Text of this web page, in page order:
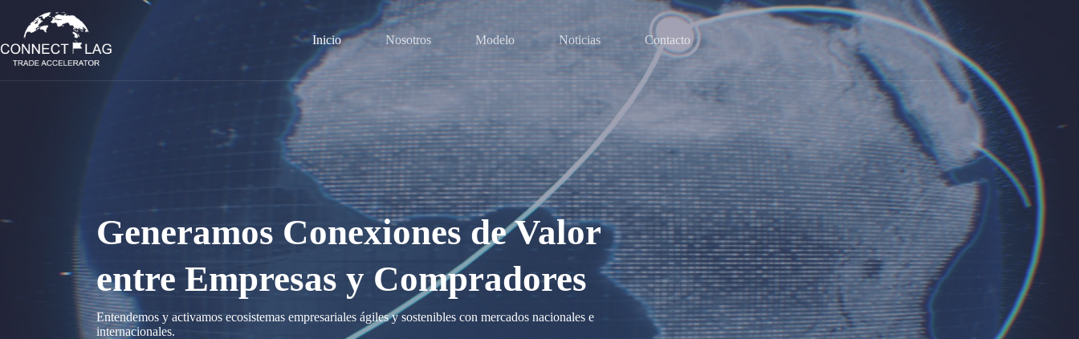
contenido
Inicio Nosotros Modelo Noticias Contacto
Generamos Conexiones de Valor
entre Empresas y Compradores
Entendemos y activamos ecosistemas empresariales ágiles y sostenibles con mercados nacionales e
internacionales.